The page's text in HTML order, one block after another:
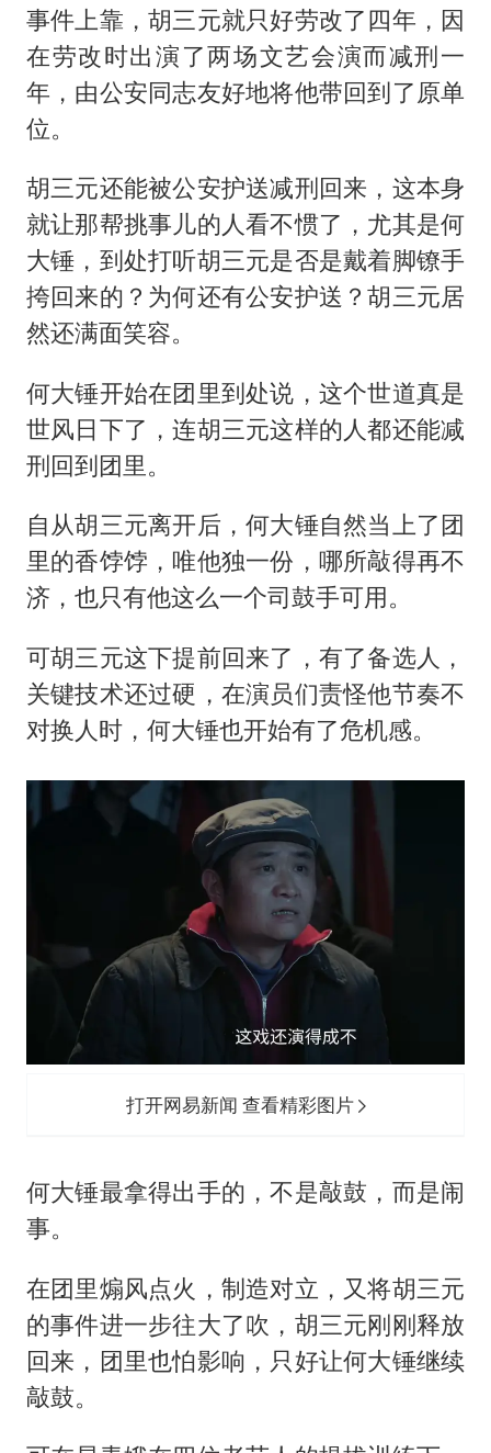
事件上靠，胡三元就只好劳改了四年，因
在劳改时出演了两场文艺会演而减刑一
年，由公安同志友好地将他带回到了原单
位。
胡三元还能被公安护送减刑回来，这本身
就让那帮挑事儿的人看不惯了，尤其是何
大锤，到处打听胡三元是否是戴着脚镣手
挎回来的？为何还有公安护送？胡三元居
然还满面笑容。
何大锤开始在团里到处说，这个世道真是
世风日下了，连胡三元这样的人都还能减
刑回到团里。
自从胡三元离开后，何大锤自然当上了团
里的香饽饽，唯他独一份，哪所敲得再不
济，也只有他这么一个司鼓手可用。
可胡三元这下提前回来了，有了备选人，
关键技术还过硬，在演员们责怪他节奏不
对换人时，何大锤也开始有了危机感。
打开网易新闻 查看精彩图片
何大锤最拿得出手的，不是敲鼓，而是闹
事。
在团里煽风点火，制造对立，又将胡三元
的事件进一步往大了吹，胡三元刚刚释放
回来，团里也怕影响，只好让何大锤继续
敲鼓。